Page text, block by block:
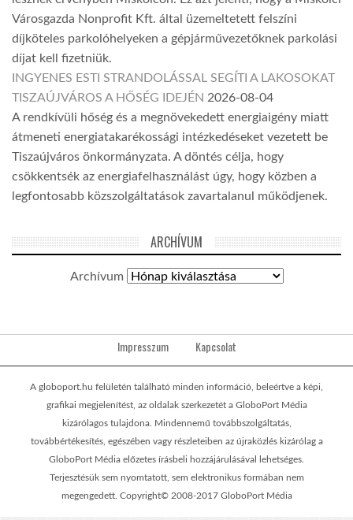
Városgazda Nonprofit Kft. által üzemeltetett felszíni
díjköteles parkolóhelyeken a gépjárművezetőknek parkolási
díjat kell fizetniük.
INGYENES ESTI STRANDOLÁSSAL SEGÍTI A LAKOSOKAT
TISZAÚJVÁROS A HŐSÉG IDEJÉN 2026-08-04
A rendkívüli hőség és a megnövekedett energiaigény miatt
átmeneti energiatakarékossági intézkedéseket vezetett be
Tiszaújváros önkormányzata. A döntés célja, hogy
csökkentsék az energiafelhasználást úgy, hogy közben a
legfontosabb közszolgáltatások zavartalanul működjenek.
ARCHÍVUM
Archívum
Impresszum Kapcsolat
A globoport.hu felületén található minden információ, beleértve a képi,
grafikai megjelenítést, az oldalak szerkezetét a GloboPort Média
kizárólagos tulajdona. Mindennemű továbbszolgáltatás,
továbbértékesítés, egészében vagy részleteiben az újraközlés kizárólag a
GloboPort Média előzetes írásbeli hozzájárulásával lehetséges.
Terjesztésük sem nyomtatott, sem elektronikus formában nem
megengedett. Copyright© 2008-2017 GloboPort Média